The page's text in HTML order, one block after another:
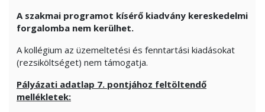
A szakmai programot kísérő kiadvány kereskedelmi
forgalomba nem kerülhet.
A kollégium az üzemeltetési és fenntartási kiadásokat
(rezsiköltséget) nem támogatja.
Pályázati adatlap 7. pontjához feltöltendő
mellékletek: